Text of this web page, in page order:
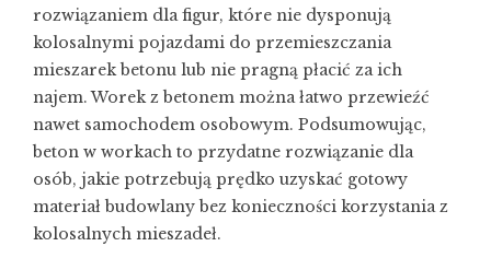
rozwiązaniem dla figur, które nie dysponują
kolosalnymi pojazdami do przemieszczania
mieszarek betonu lub nie pragną płacić za ich
najem. Worek z betonem można łatwo przewieźć
nawet samochodem osobowym. Podsumowując,
beton w workach to przydatne rozwiązanie dla
osób, jakie potrzebują prędko uzyskać gotowy
materiał budowlany bez konieczności korzystania z
kolosalnych mieszadeł.